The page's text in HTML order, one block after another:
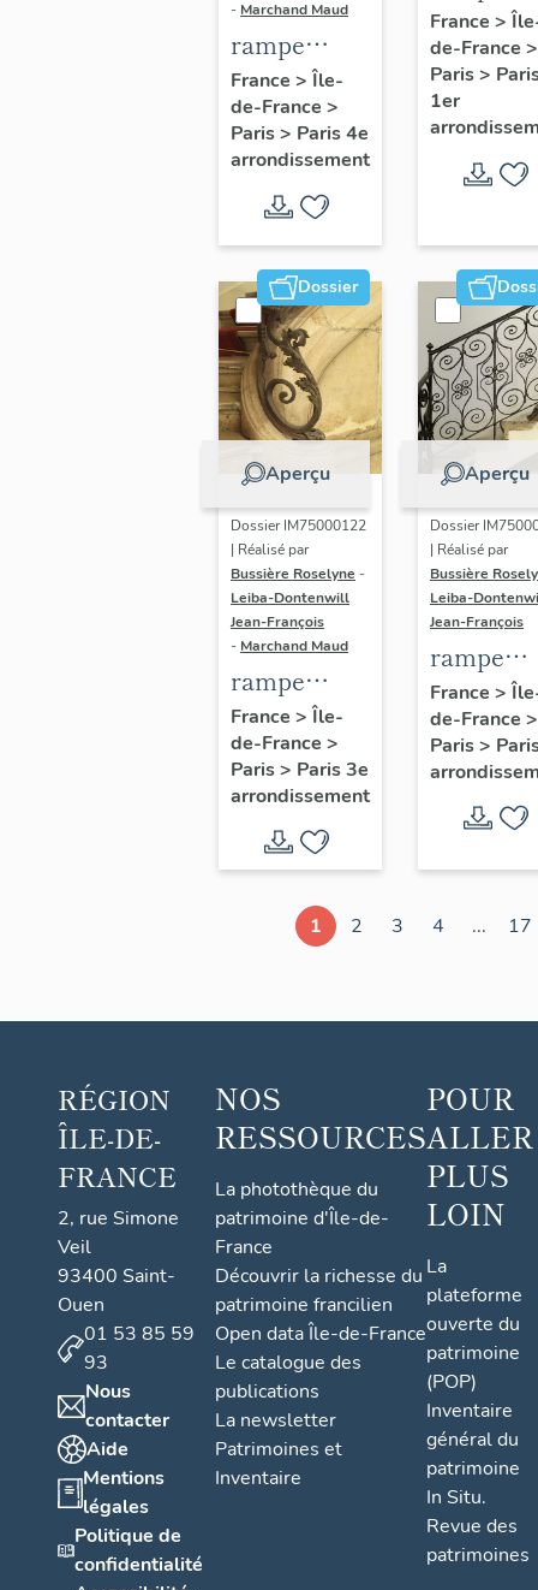
- Marchand Maud
rampe
d'appui,
escalier de
la maison à
cochère
dite hôtel
Charpentier
(non étudié)
France > Île-
de-France >
Paris> Paris 4e
arrondissement
d'appui,
escalier
la
porte
cochère
(non
France >
de-France >
Paris>
1er
Dossier
Aperçu
Dossier IM75000122
| Réalisé par
Bussière Roselyne -
Leiba-Dontenwill
Jean-François
- Marchand Maud
rampe
d'appui,
escalier de
la maison à
cochère
(non étudié)
France > Île-
de-France >
Paris> Paris 3e
arrondissement
Aperçu
Dossier
| Réalisé par
Bussière
Leiba-
Jean-François
rampe
d'appui,
escalier
la
cochère
(non
France >
de-France >
Paris>
1 2 3 4 ... 17
RÉGION
ÎLE-DE-
FRANCE
2, rue Simone
Veil
93400 Saint-
Ouen
01 53 85 59
93
Nous
contacter
Aide
Mentions
légales
Politique de
confidentialité
NOS
RESSOURCES
La photothèque du
patrimoine d'Île-de-
France
Découvrir la richesse du
patrimoine francilien
Open data Île-de-France
Le catalogue des
publications
La newsletter
Patrimoines et
Inventaire
POUR
ALLER
PLUS
LOIN
La
plateforme
ouverte du
patrimoine
(POP)
Inventaire
général du
patrimoine
In Situ.
Revue des
patrimoines